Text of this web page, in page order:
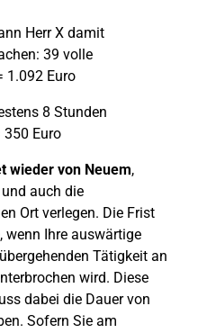
Herr X damit
39 volle
1.092 Euro
8 Stunden
350 Euro
wieder von Neuem,
auch die
Ort verlegen. Die Frist
wenn Ihre auswärtige
Tätigkeit an
wird. Diese
dabei die Dauer von
Sofern Sie am